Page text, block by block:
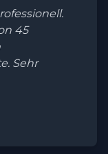
45
Sehr